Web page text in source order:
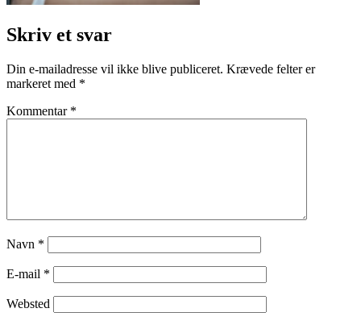
Skriv et svar
Din e-mailadresse vil ikke blive publiceret. Krævede felter er
markeret med *
Kommentar *
Navn *
E-mail *
Websted